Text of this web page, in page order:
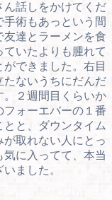
ん話しをかけてくだ
術もあっという間
達とラーメンを食
いたよりも腫れて
できました。右目
たないうちにだんだ
。２週間目くらいか
フォーエバーの１番
と、ダウンタイム
取れない人にとっ
に入ってて、本当
ました。